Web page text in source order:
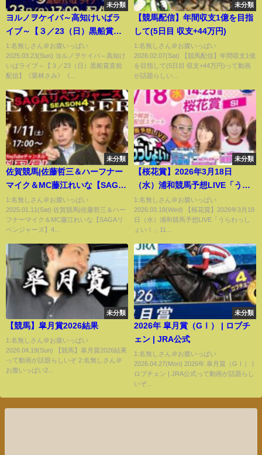
未分類
ヨルノヲケイバ～高知けいばラ
イブ～【３／23（日）黒船賞直
前配信】《栗林さみ》《津田麻
莉奈》《一瀬恵菜》
1:名無しさん＠お腹いっぱい
2025.03.23(Sun) ヨルノヲケイバ～高知け
いばライブ～【３／23（日）黒船賞直前
配信】《栗林さみ》《...
未分類
【競馬配信】年間収支1億を目指
して(5日目 収支+44万円)
1:名無しさん＠お腹いっぱい
2026.02.07(Sat) 【競馬配信】年間収支1億
を目指して(5日目 収支+44万円)って動画
が話題らしい...
未分類
佐賀競馬|佐藤哲三＆ハーフナー
マイク＆MC藤江れいな【SAGA
リベンジャーズ】4＃84
1:名無しさん＠お腹いっぱい
2025.01.11(Sat) 佐賀競馬|佐藤哲三＆ハー
フナーマイク＆MC藤江れいな【SAGAリ
ベンジャーズ】4...
未分類
【桜花賞】2026年3月18日
（水）浦和競馬予想LIVE「うら
わっしょい！」11時45分パドッ
ク解説スタート・14時25分出演
者登場！
1:名無しさん＠お腹いっぱい
2026.03.18(Wed) 【桜花賞】2026年3月18
日（水）浦和競馬予想LIVE「うらわっし
ょい！」11...
未分類
【競馬】皐月賞2026結果
1:名無しさん＠お腹いっぱい
2026.04.19(Sun) 【競馬】皐月賞2026結果
って動画が話題らしいぞ 2:名無しさん＠
お腹いっぱい2...
未分類
2026年 皐月賞（GⅠ） | ロブチ
ェン | JRA公式
1:名無しさん＠お腹いっぱい
2026.04.27(Mon) 2026年 皐月賞（GⅠ） |
ロブチェン | JRA公式って動画が話題らし
いぞ...